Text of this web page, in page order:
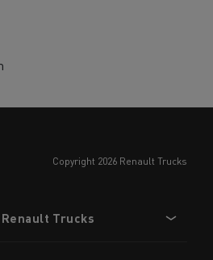
copyright 2026 Renault Trucks
Renault Trucks